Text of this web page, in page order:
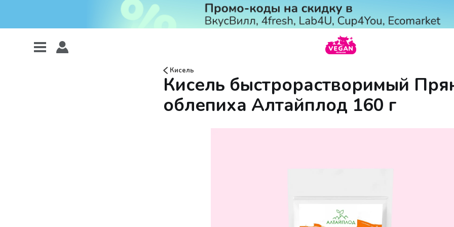
Кисель
Кисель быстрорастворимый
облепиха Алтайплод 160 г